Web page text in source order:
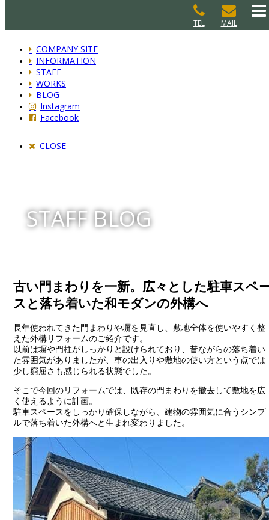
MAIL
TEL
COMPANY SITE
INFORMATION
STAFF
WORKS
BLOG
Instagram
Facebook
CLOSE
STAFF BLOG
古い門まわりを一新。広々とした駐車スペ
スと落ち着いた和モダンの外構へ
長年使われてきた門まわりや塀を見直し、敷地全体を使いやすく整
えた外構リフォームのご紹介です。
以前は塀や門柱がしっかりと設けられており、昔ながらの落ち着い
た雰囲気がありましたが、車の出入りや敷地の使い方という点では
少し窮屈さも感じられる状態でした。
そこで今回のリフォームでは、既存の門まわりを撤去して敷地を広
く使えるように計画。
駐車スペースをしっかり確保しながら、建物の雰囲気に合うシンプ
ルで落ち着いた外構へと生まれ変わりました。